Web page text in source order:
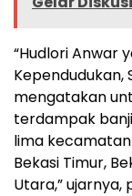
“Hudlori Anwar
Kependudukan,
mengatakan
terdampak
lima
Bekasi Timur,
Utara,”